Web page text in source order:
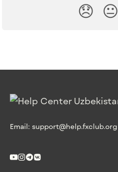
😞 😐
Email: support@help.fxclub.org